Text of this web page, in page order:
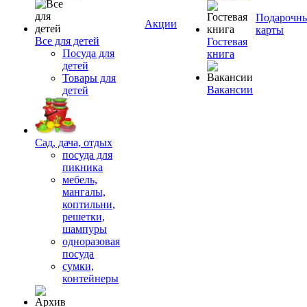
Все для детей
Посуда для
детей
Товары для
детей
Сад, дача, отдых
посуда для
пикника
мебель,
мангалы,
коптильни,
решетки,
шампуры
одноразовая
посуда
сумки,
контейнеры
Акции
Гостевая
книга
Вакансии
карты